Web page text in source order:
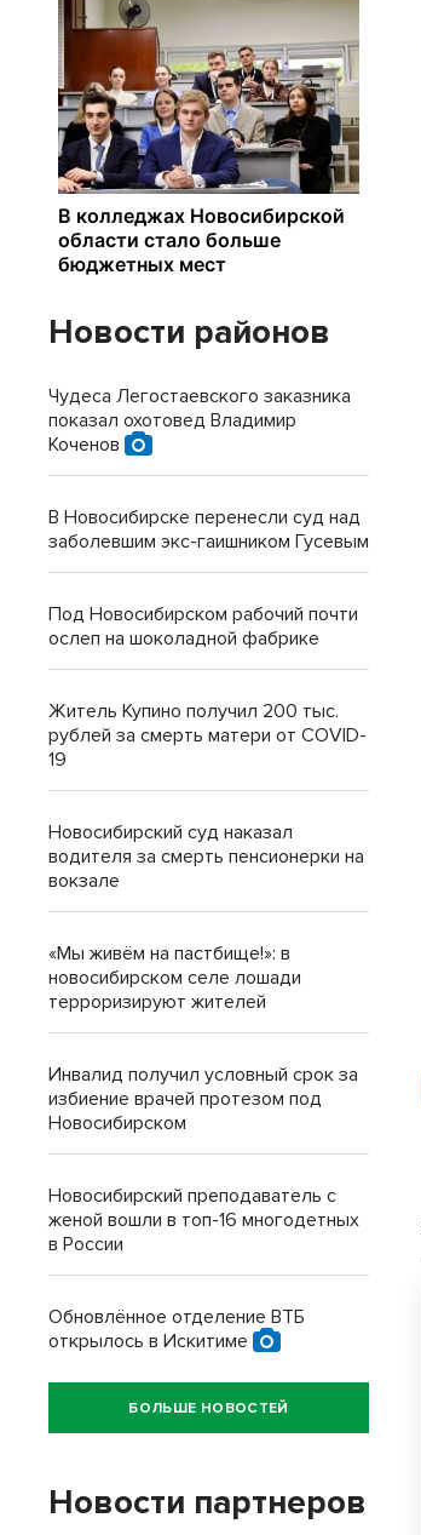
Новости районов
Чудеса Легостаевского заказника
показал охотовед Владимир
Коченов
В Новосибирске перенесли суд над
заболевшим экс-гаишником Гусевым
Под Новосибирском рабочий почти
ослеп на шоколадной фабрике
Житель Купино получил 200 тыс.
рублей за смерть матери от COVID-
19
Новосибирский суд наказал
водителя за смерть пенсионерки на
вокзале
«Мы живём на пастбище!»: в
новосибирском селе лошади
терроризируют жителей
Инвалид получил условный срок за
избиение врачей протезом под
Новосибирском
Новосибирский преподаватель с
женой вошли в топ-16 многодетных
в России
Обновлённое отделение ВТБ
открылось в Искитиме
БОЛЬШЕ НОВОСТЕЙ
Новости партнеров